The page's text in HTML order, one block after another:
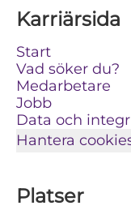
Karriärsida
Start
Vad söker du?
Medarbetare
Jobb
Data och
Hantera
Platser